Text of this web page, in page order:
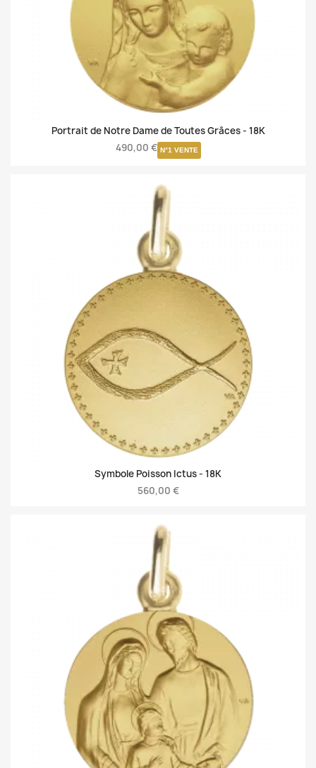
Portrait de Notre Dame de Toutes Grâces - 18K
490,00 € N°1 VENTE
Symbole Poisson Ictus - 18K
560,00 €